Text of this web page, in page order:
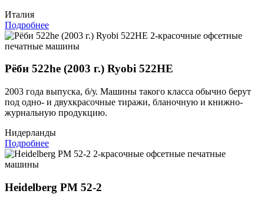
Италия
Подробнее
2-красочные офсетные
печатные машины
Рёби 522he (2003 г.) Ryobi 522HE
2003 года выпуска, б/у. Машины такого класса обычно берут
под одно- и двухкрасочные тиражи, бланочную и книжно-
журнальную продукцию.
Нидерланды
Подробнее
2-красочные офсетные печатные
машины
Heidelberg PM 52-2